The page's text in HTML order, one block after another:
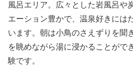
風呂エリア。広々とした岩風呂や
エーション豊かで、温泉好きには
います。朝は小鳥のさえずりを聞
を眺めながら湯に浸かることがで
験です。